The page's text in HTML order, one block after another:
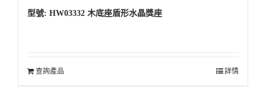
型號: HW03332 木底座盾形水晶獎座
查詢產品 詳情